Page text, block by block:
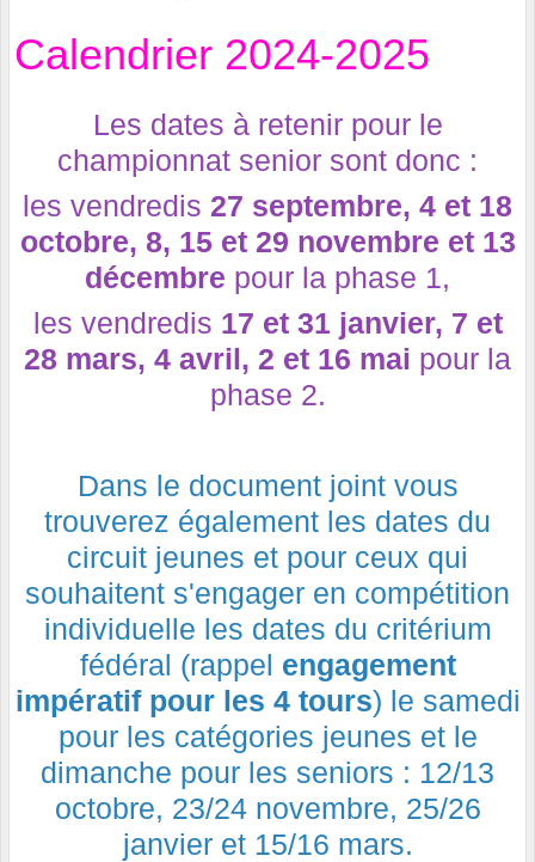
Calendrier 2024-2025
Les dates à retenir pour le
championnat senior sont donc :
les vendredis 27 septembre, 4 et 18
octobre, 8, 15 et 29 novembre et 13
décembre pour la phase 1,
les vendredis 17 et 31 janvier, 7 et
28 mars, 4 avril, 2 et 16 mai pour la
phase 2.
Dans le document joint vous
trouverez également les dates du
circuit jeunes et pour ceux qui
souhaitent s'engager en compétition
individuelle les dates du critérium
fédéral (rappel engagement
impératif pour les 4 tours) le samedi
pour les catégories jeunes et le
dimanche pour les seniors : 12/13
octobre, 23/24 novembre, 25/26
janvier et 15/16 mars.